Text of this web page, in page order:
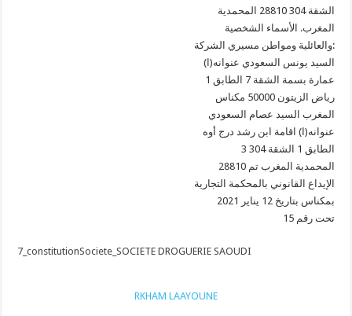
الشقة 304 28810 المحمدية
المغرب. الأسماء الشخصية
والعائلية ومواطن مسيري الشركة:
السيد يونس السعودي عنوانه(ا)
عمارة بسمة الشقة 7 الطابق 1
رياض الزيتون 50000 مكناس
المغرب السيد عصام السعودي
عنوانه(ا) اقامة ابن رشد درج أوه
3 الطابق 1 الشقة 304
28810 المحمدية المغرب تم
الإيداع القانوني بالمحكمة التجارية
بمكناس بتاريخ 12 يناير 2021
تحت رقم 15
7_constitutionSociete_SOCIETE DROGUERIE SAOUDI
RKHAM LAAYOUNE